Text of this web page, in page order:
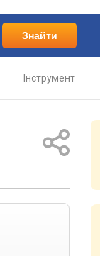
Знайти
Інструмент